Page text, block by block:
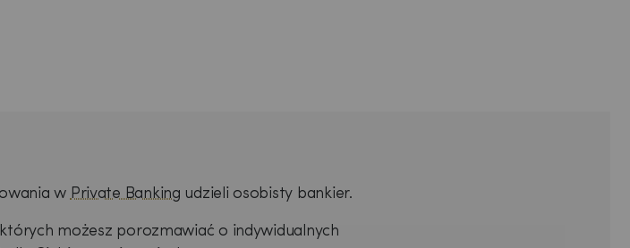
wPrivate Banking udzieli osobisty bankier.
możesz porozmawiać o indywidualnych